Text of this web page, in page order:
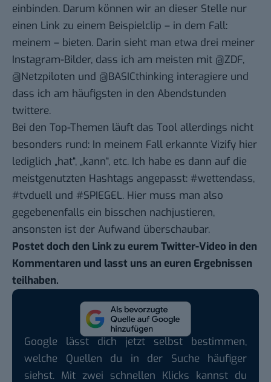
einbinden. Darum können wir an dieser Stelle nur
einen Link zu einem Beispielclip – in dem Fall:
meinem – bieten. Darin sieht man etwa drei meiner
Instagram-Bilder, dass ich am meisten mit @ZDF,
@Netzpiloten und @BASICthinking interagiere und
dass ich am häufigsten in den Abendstunden
twittere.
Bei den Top-Themen läuft das Tool allerdings nicht
besonders rund: In meinem Fall erkannte Vizify hier
lediglich „hat“, „kann“, etc. Ich habe es dann auf die
meistgenutzten Hashtags angepasst: #wettendass,
#tvduell und #SPIEGEL. Hier muss man also
gegebenenfalls ein bisschen nachjustieren,
ansonsten ist der Aufwand überschaubar.
Postet doch den Link zu eurem Twitter-Video in den
Kommentaren und lasst uns an euren Ergebnissen
teilhaben.
Google lässt dich jetzt selbst bestimmen,
welche Quellen du in der Suche häufiger
siehst. Mit zwei schnellen Klicks kannst du